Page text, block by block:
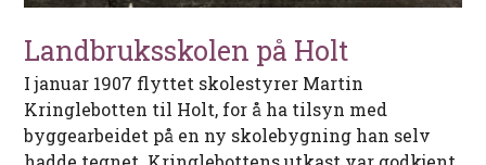
Landbruksskolen på Holt
I januar 1907 flyttet skolestyrer Martin
Kringlebotten til Holt, for å ha tilsyn med
byggearbeidet på en ny skolebygning han selv